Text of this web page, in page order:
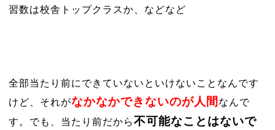
習数は校舎トップクラスか、などなど
全部当たり前にできていないといけないことなんです
けど、それがなかなかできないのが人間 な んで
す。でも、当たり前だから不可能なことはないで